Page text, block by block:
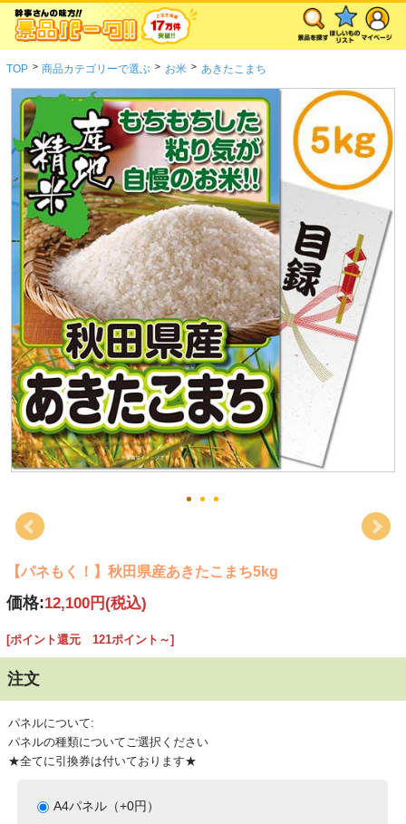
TOP > 商品カテゴリーで選ぶ > お米 > あきたこまち
【パネもく！】秋田県産あきたこまち5kg
価格:12,100円(税込)
[ポイント還元 121ポイント～]
注文
パネルについて:
パネルの種類についてご選択ください
★全てに引換券は付いております★
A4パネル（+0円）